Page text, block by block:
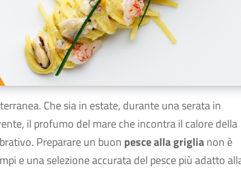
Che sia in estate, durante una serata in
il profumo del mare che incontra il calore della
Preparare un buon pesce alla griglianon è
e una selezione accurata del pesce più adatto